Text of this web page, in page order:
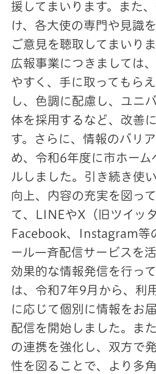
援してまいります。また
け、各大使の専門や見識
ご意見を聴取してまいりま
広報事業につきましては
やすく、手に取ってもら
し、色調に配慮し、ユニ
体を採用するなど、改善
す。さらに、情報のバリ
め、令和6年度に市ホーム
ルしました。引き続き使
向上、内容の充実を図っ
て、LINEやX（旧ツイッ
Facebook、Instagram等
ール一斉配信サービスを
効果的な情報発信を行っ
は、令和7年9月から、利
に応じて個別に情報をお
配信を開始しました。ま
の連携を強化し、双方で
性を図ることで、より多